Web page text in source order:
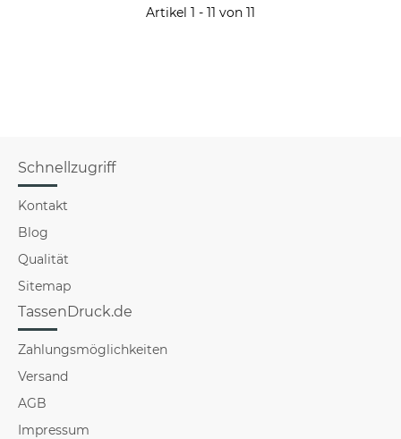
Echtholz - 24 x 48Artikel 1 - 11 von 11
Schnellzugriff
Kontakt
Blog
Qualität
Sitemap
TassenDruck.de
Zahlungsmöglichkeiten
Versand
AGB
Impressum